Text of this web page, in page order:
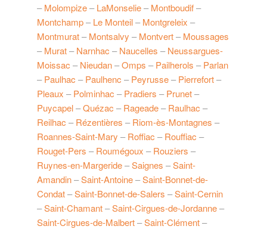
–Molompize–LaMonselie–Montboudif–
Montchamp–Le Monteil–Montgreleix –
Montmurat–Montsalvy –Montvert–Moussages
–Murat–Narnhac –Naucelles –Neussargues-
Moissac –Nieudan–Omps –Pailherols –Parlan
–Paulhac –Paulhenc –Peyrusse–Pierrefort–
Pleaux –Polminhac –Pradiers –Prunet–
Puycapel–Quézac –Rageade–Raulhac –
Reilhac –Rézentières –Riom-ès-Montagnes –
Roannes-Saint-Mary –Roffiac –Rouffiac –
Rouget-Pers –Roumégoux –Rouziers –
Ruynes-en-Margeride–Saignes –Saint-
Amandin–Saint-Antoine–Saint-Bonnet-de-
Condat–Saint-Bonnet-de-Salers –Saint-Cernin
–Saint-Chamant–Saint-Cirgues-de-Jordanne–
Saint-Cirgues-de-Malbert–Saint-Clément–